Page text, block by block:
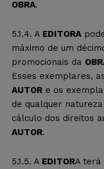
OBRA.
5.1.4. A EDITORA
máximo de um
promocionais da
Esses exemplares,
AUTOR e os
de qualquer
cálculo dos direitos
AUTOR.
5.1.5. A EDITORA terá